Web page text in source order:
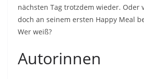
nächsten Tag trotzdem wieder. Oder
doch an seinem ersten Happy Meal
Wer weiß?
Autorinnen